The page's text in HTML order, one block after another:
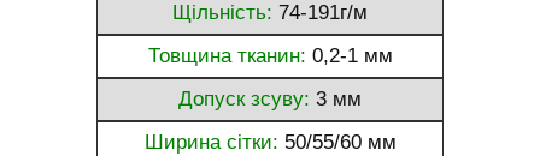
Щільність: 74-191г/м
Товщина тканин: 0,2-1 мм
Допуск зсуву: 3 мм
Ширина сітки: 50/55/60 мм